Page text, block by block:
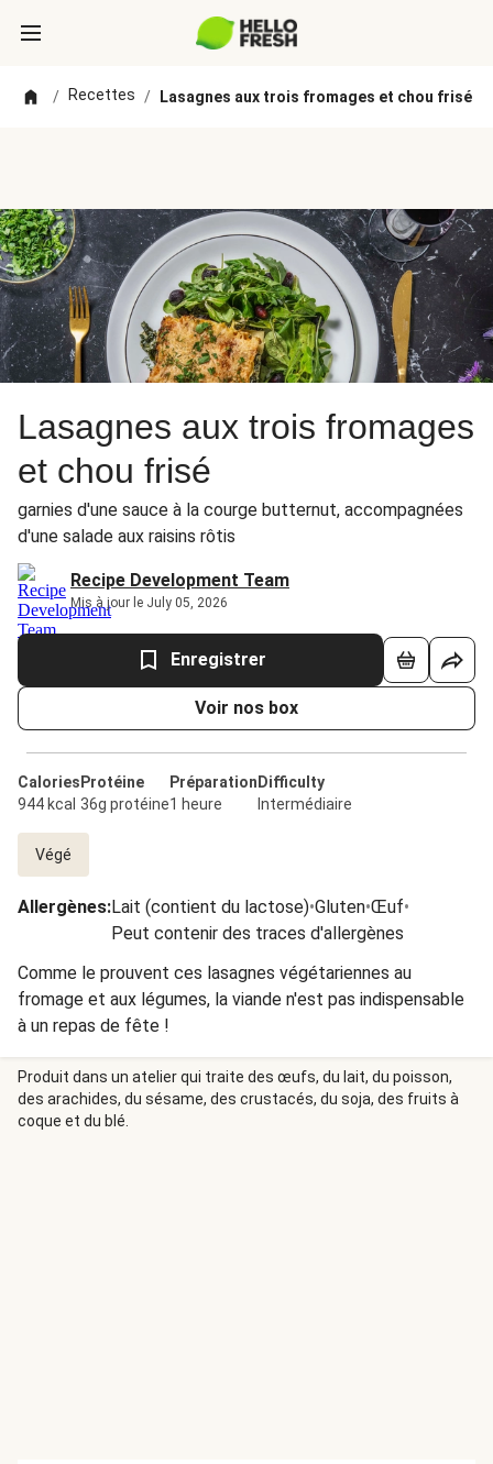
/ Recettes / Lasagnes aux trois fromages et chou frisé
Lasagnes aux trois fromages
et chou frisé
garnies d'une sauce à la courge butternut, accompagnées
d'une salade aux raisins rôtis
Recipe Development Team
Mis à jour le July 05, 2026
Enregistrer
Voir nos box
Calories
944 kcal
Protéine
36g protéine
Préparation
1 heure
Difficulty
Intermédiaire
Végé
Allergènes:Lait (contient du lactose)•Gluten•Œuf•
Peut contenir des traces d'allergènes
Comme le prouvent ces lasagnes végétariennes au
fromage et aux légumes, la viande n'est pas indispensable
à un repas de fête !
Produit dans un atelier qui traite des œufs, du lait, du poisson,
des arachides, du sésame, des crustacés, du soja, des fruits à
coque et du blé.